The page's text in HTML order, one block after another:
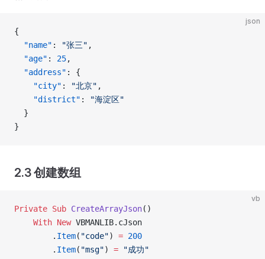
json
{
  "name"
: "张三" ,
  "age"
: 25,
  "address"
: {
    "city"
: "北京" ,
    "district"
:
"海淀区"
  }
}
2.3 创建数组
vb
Private Sub CreateArrayJson()
    With New
VBMANLIB.cJson
        .
Item( "code") = 200
        .
Item( "msg") = "成功"